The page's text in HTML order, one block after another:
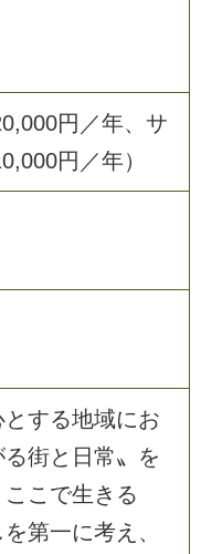
円／年、サ
円／年）
とする地域にお
街と日常〟を
こで生きる
第一に考え、